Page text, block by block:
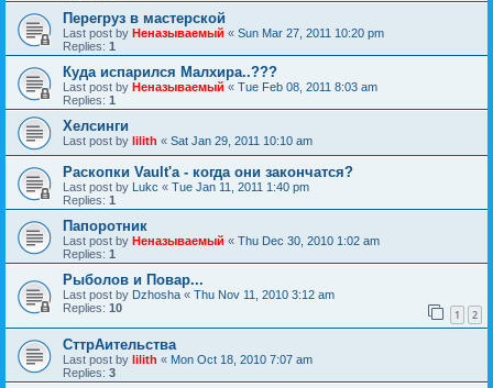
Перегруз в мастерской
Last post by Неназываемый « Sun Mar 27, 2011 10:20 pm
Replies: 1
Куда испарился Малхира..???
Last post by Неназываемый « Tue Feb 08, 2011 8:03 am
Replies: 1
Хелсинги
Last post by lilith « Sat Jan 29, 2011 10:10 am
Раскопки Vault'а - когда они закончатся?
Last post by Lukc « Tue Jan 11, 2011 1:40 pm
Replies: 1
Папоротник
Last post by Неназываемый « Thu Dec 30, 2010 1:02 am
Replies: 1
Рыболов и Повар...
Last post by Dzhosha « Thu Nov 11, 2010 3:12 am
Replies: 10 1 2
СттрАительства
Last post by lilith « Mon Oct 18, 2010 7:07 am
Replies: 3